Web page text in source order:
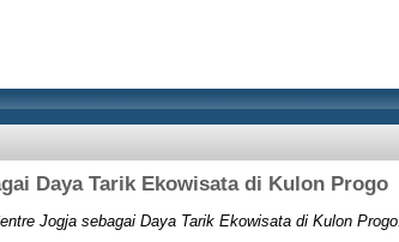
Daya Tarik Ekowisata di Kulon Progo
Jogja sebagai Daya Tarik Ekowisata di Kulon Progo.